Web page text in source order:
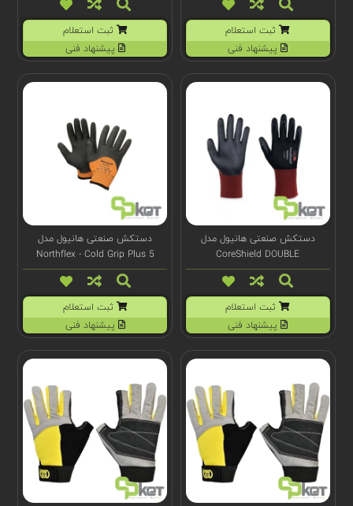
ثبت استعلام
پیشنهاد فنی
ثبت استعلام
پیشنهاد فنی
دستکش صنعتی هانیول مدل
CoreShield DOUBLE
ثبت استعلام
پیشنهاد فنی
دستکش صنعتی هانیول مدل
Northflex - Cold Grip Plus 5
ثبت استعلام
پیشنهاد فنی